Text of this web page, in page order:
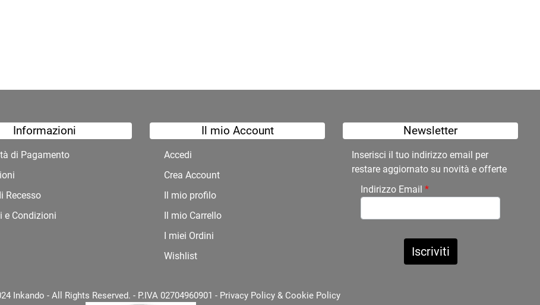
Informazioni
di Pagamento
Recesso
e Condizioni
Il mio Account
Accedi
Crea Account
Il mio profilo
Il mio Carrello
I miei Ordini
Wishlist
Newsletter
Inserisci il tuo indirizzo email per
restare aggiornato su novità e offerte
Indirizzo Email *
Inkando - All Rights Reserved. - P.IVA 02704960901 - Privacy Policy& Cookie Policy